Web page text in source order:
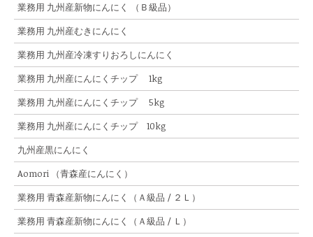
業務用 九州産新物にんにく （Ｂ級品）
業務用 九州産むきにんにく
業務用 九州産冷凍すりおろしにんにく
業務用 九州産にんにくチップ 1kg
業務用 九州産にんにくチップ 5kg
業務用 九州産にんにくチップ 10kg
九州産黒にんにく
Aomori （青森産にんにく）
業務用 青森産新物にんにく（Ａ級品 / ２Ｌ）
業務用 青森産新物にんにく（Ａ級品 / Ｌ）